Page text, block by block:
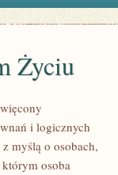
Życiu
i logicznych
myślą o osobach,
osoba